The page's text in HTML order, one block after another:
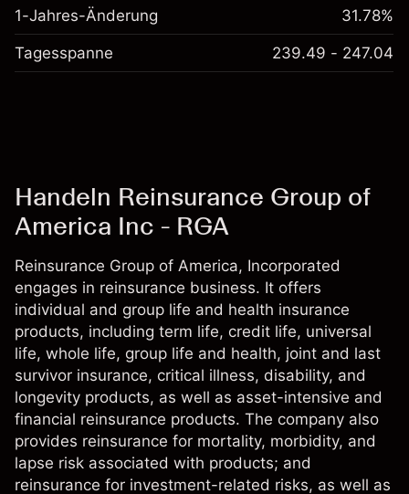
1-Jahres-Änderung 31.78%
Tagesspanne 239.49 - 247.04
Handeln Reinsurance Group of
America Inc - RGA
Reinsurance Group of America, Incorporated
engages in reinsurance business. It offers
individual and group life and health insurance
products, including term life, credit life, universal
life, whole life, group life and health, joint and last
survivor insurance, critical illness, disability, and
longevity products, as well as asset-intensive and
financial reinsurance products. The company also
provides reinsurance for mortality, morbidity, and
lapse risk associated with products; and
reinsurance for investment-related risks, as well as